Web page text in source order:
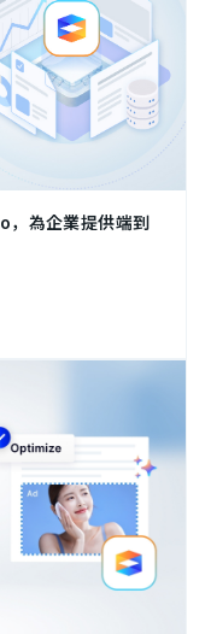
為企業提供端到